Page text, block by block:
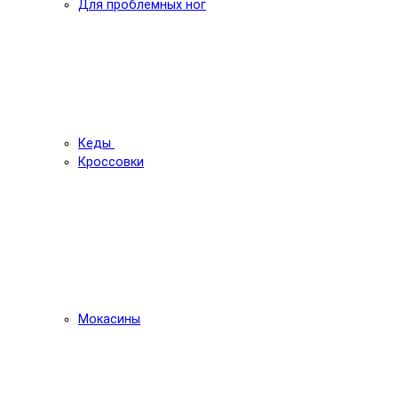
Для проблемных ног
Кеды
Кроссовки
Мокасины